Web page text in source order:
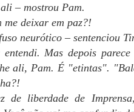
– mostrou Pam.
me deixar em paz?!
neurótico – sentenciou
Mas depois
ali, Pam. É "etintas".
de liberdade de
colocar títulos em todos, o que
vitória. Ainda pode haver
serão apenas isso - mudanças de
o que me deixa muito feliz!
ficamos todos no aguardo da
AULA das quartas-feiras era
Alex.
PRESENTE NÚMERO 7
Olá, gente!